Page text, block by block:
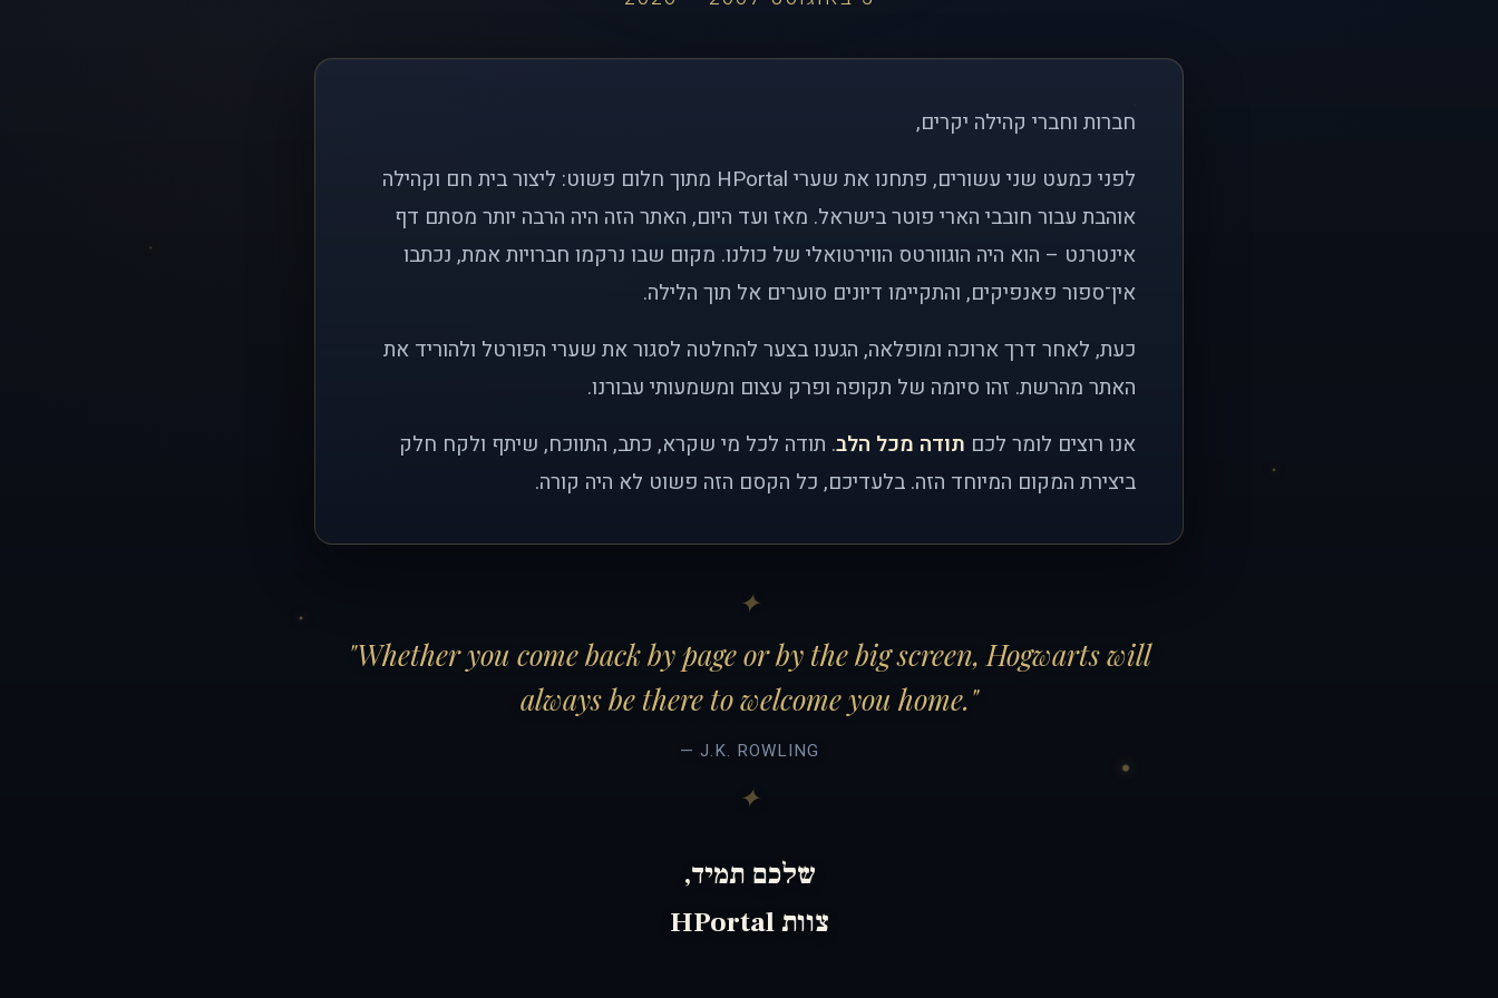
חברות וחברי קהילה יקרים,
לפני כמעט שני עשורים, פתחנו את שערי HPortal מתוך חלום פשוט: ליצור בית חם וקהילה
אוהבת עבור חובבי הארי פוטר בישראל. מאז ועד היום, האתר הזה היה הרבה יותר מסתם דף
אינטרנט – הוא היה הוגוורטס הווירטואלי של כולנו. מקום שבו נרקמו חברויות אמת, נכתבו
אין־ספור פאנפיקים, והתקיימו דיונים סוערים אל תוך הלילה.
כעת, לאחר דרך ארוכה ומופלאה, הגענו בצער להחלטה לסגור את שערי הפורטל ולהוריד את
האתר מהרשת. זהו סיומה של תקופה ופרק עצום ומשמעותי עבורנו.
אנו רוצים לומר לכם תודה מכל הלב. תודה לכל מי שקרא, כתב, התווכח, שיתף ולקח חלק
ביצירת המקום המיוחד הזה. בלעדיכם, כל הקסם הזה פשוט לא היה קורה.
"Whether you come back by page or by the big screen, Hogwarts will
always be there to welcome you home."
— J.K. ROWLING
שלכם תמיד,
צוות HPortal